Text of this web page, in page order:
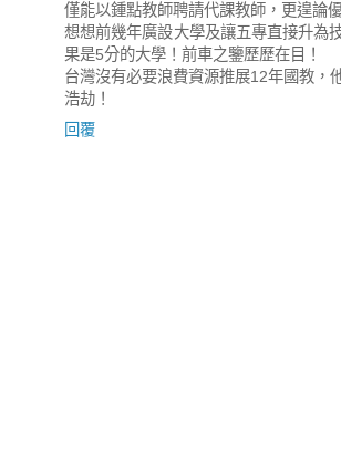
僅能以鍾點教師聘請代課教師，更遑論
想想前幾年廣設大學及讓五專直接升為
果是5分的大學！前車之鑒歷歷在目！
台灣沒有必要浪費資源推展12年國教，
浩劫！
回覆